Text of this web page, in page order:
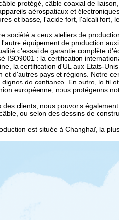
protégé, câble coaxial de
aérospatiaux et
et basse, l'acide fort, l'alcali fort,
société a deux ateliers de
équipement de production
d'essai de garantie complète
ISO9001 : la certification
la certification d'UL aux Etats-
et d'autres pays et régions. Notre
de confiance. En outre, le fil
européenne, nous protégeons
des clients, nous pouvons
ou selon des dessins de
est située à Changhaï, la